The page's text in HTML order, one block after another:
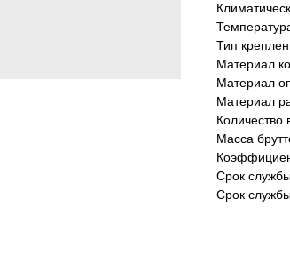
Тип
Материал
Материал
Материал
Количество
Масса
Срок
Срок